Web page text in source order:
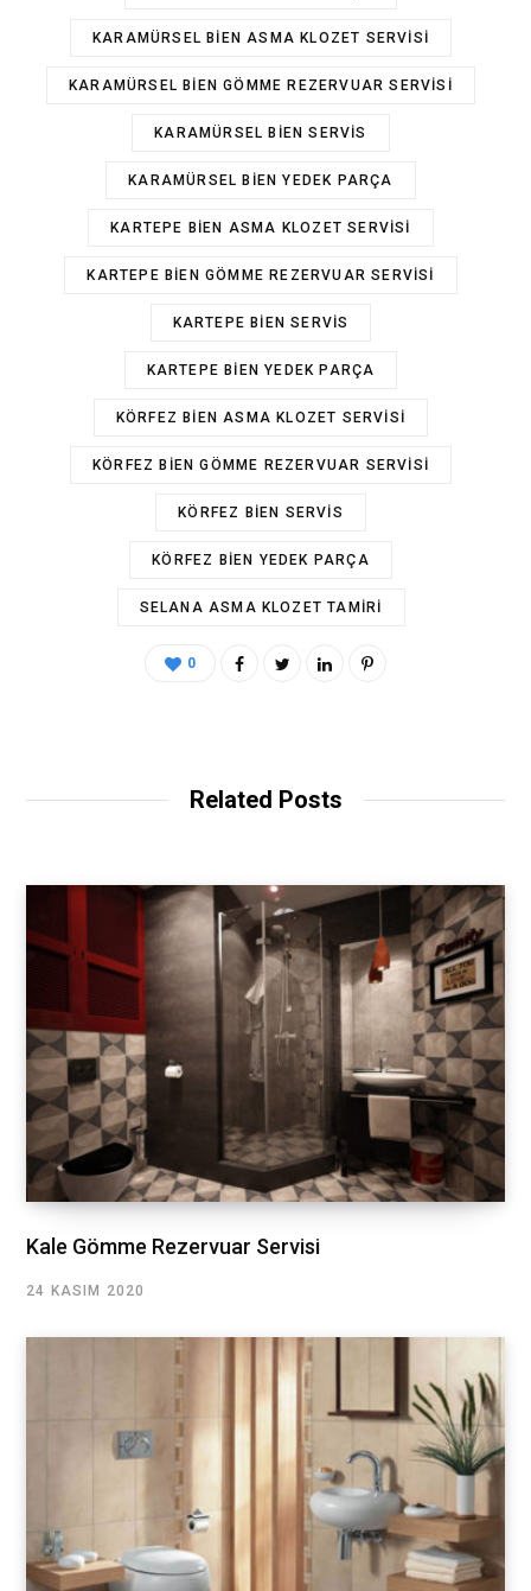
KARAMÜRSEL BIEN ASMA KLOZET SERVISI
KARAMÜRSEL BIEN GÖMME REZERVUAR SERVISI
KARAMÜRSEL BIEN SERVIS
KARAMÜRSEL BIEN YEDEK PARÇA
KARTEPE BIEN ASMA KLOZET SERVISI
KARTEPE BIEN GÖMME REZERVUAR SERVISI
KARTEPE BIEN SERVIS
KARTEPE BIEN YEDEK PARÇA
KÖRFEZ BIEN ASMA KLOZET SERVISI
KÖRFEZ BIEN GÖMME REZERVUAR SERVISI
KÖRFEZ BIEN SERVIS
KÖRFEZ BIEN YEDEK PARÇA
SELANA ASMA KLOZET TAMIRI
0
Related Posts
Kale Gömme Rezervuar Servisi
24 KASIM 2020